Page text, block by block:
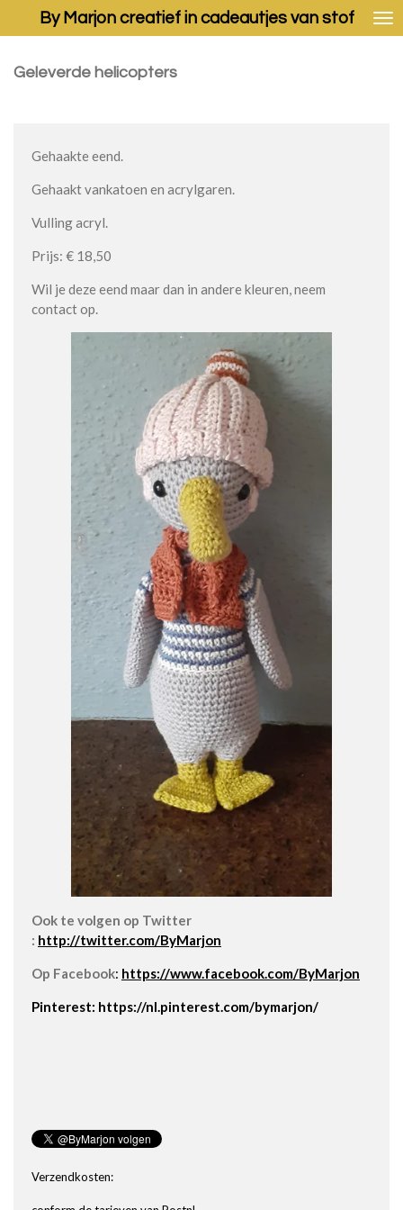
direct
de
By Marjon creatief in cadeautjes van stof
Geleverde helicopters
Gehaakte eend.
Gehaakt vankatoen en acrylgaren.
Vulling acryl.
Prijs: € 18,50
Wil je deze eend maar dan in andere kleuren, neem
contact op.
Ook te volgen op Twitter
: http://twitter.com/ByMarjon
Op Facebook: https://www.facebook.com/ByMarjon
Pinterest: https://nl.pinterest.com/bymarjon/
Verzendkosten: